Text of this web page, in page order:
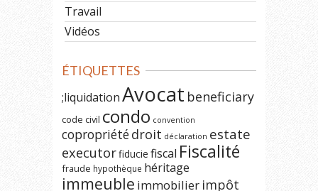
Travail
Vidéos
ÉTIQUETTES
;liquidationAvocat beneficiary
code civil condo convention
copropriétédroit déclaration estate
executorfiducie fiscal Fiscalité
fraude hypothèque héritage
immeuble immobilier impôt